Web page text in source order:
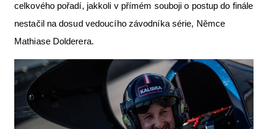
celkového pořadí, jakkoli v přímém souboji o postup do finále
nestačil na dosud vedoucího závodníka série, Němce
Mathiase Dolderera.